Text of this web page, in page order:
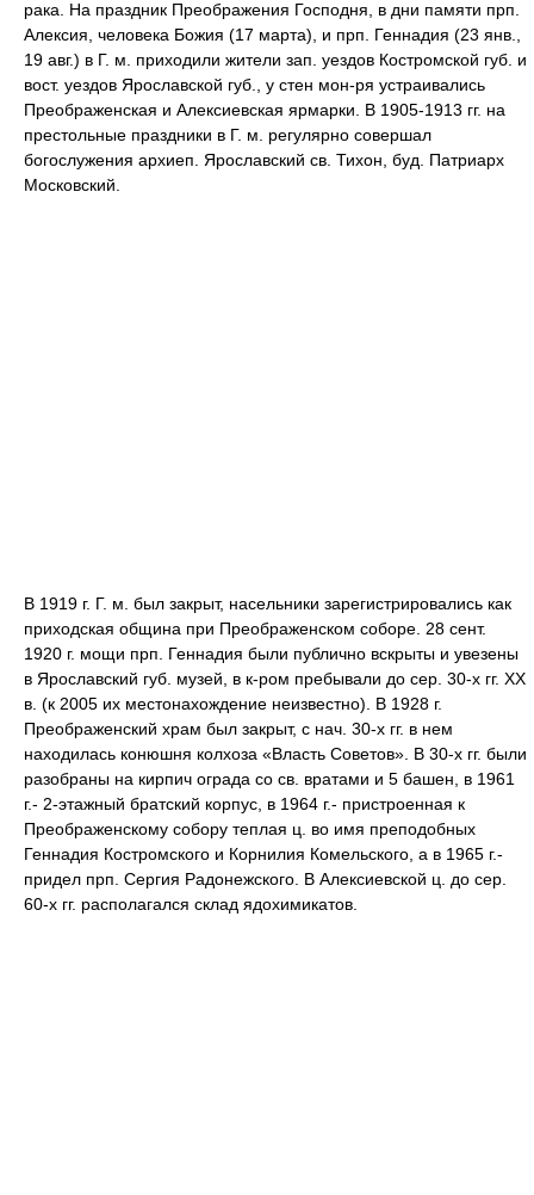
рака. На праздник Преображения Господня, в дни памяти прп.
Алексия, человека Божия (17 марта), и прп. Геннадия (23 янв.,
19 авг.) в Г. м. приходили жители зап. уездов Костромской губ. и
вост. уездов Ярославской губ., у стен мон-ря устраивались
Преображенская и Алексиевская ярмарки. В 1905-1913 гг. на
престольные праздники в Г. м. регулярно совершал
богослужения архиеп. Ярославский св. Тихон, буд. Патриарх
Московский.
В 1919 г. Г. м. был закрыт, насельники зарегистрировались как
приходская община при Преображенском соборе. 28 сент.
1920 г. мощи прп. Геннадия были публично вскрыты и увезены
в Ярославский губ. музей, в к-ром пребывали до сер. 30-х гг. XX
в. (к 2005 их местонахождение неизвестно). В 1928 г.
Преображенский храм был закрыт, с нач. 30-х гг. в нем
находилась конюшня колхоза «Власть Советов». В 30-х гг. были
разобраны на кирпич ограда со св. вратами и 5 башен, в 1961
г.- 2-этажный братский корпус, в 1964 г.- пристроенная к
Преображенскому собору теплая ц. во имя преподобных
Геннадия Костромского и Корнилия Комельского, а в 1965 г.-
придел прп. Сергия Радонежского. В Алексиевской ц. до сер.
60-х гг. располагался склад ядохимикатов.